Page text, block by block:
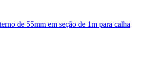
de 55mm em seção de 1m para calha